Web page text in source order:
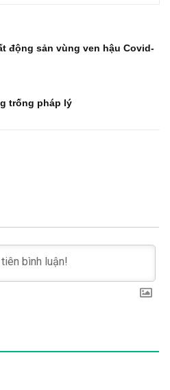
động sản vùng ven hậu Covid-
trống pháp lý